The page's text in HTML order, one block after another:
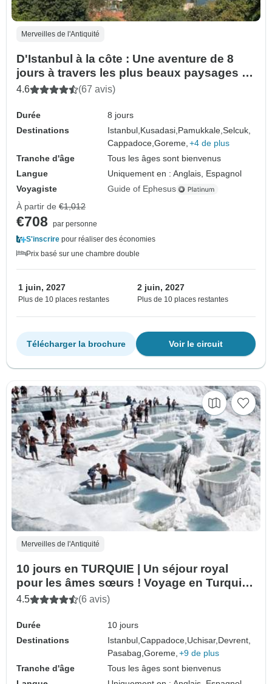
Merveilles de l'Antiquité
D'Istanbul à la côte : Une aventure de 8
jours à travers les plus beaux paysages de
Turquie
4.6 (67 avis)
Durée
8 jours
Destinations
Istanbul, Kusadasi, Pamukkale,Selcuk,
Cappadoce,Goreme, +4 de plus
Tranche d'âge
Tous les âges sont bienvenus
Langue
Uniquement en : Anglais, Espagnol
Voyagiste
Guide of Ephesus
À partir de €1,012
€708
par personne
S'inscrire pour réaliser des économies
Prix basé sur une chambre double
1 juin, 2027
Plus de 10 places restantes
2 juin, 2027
Plus de 10 places restantes
Voir le circuit
Télécharger la brochure
Merveilles de l'Antiquité
10 jours en TURQUIE | Un séjour royal
pour les âmes sœurs ! Voyage en Turquie |
VIP Road Trip | par ANGELS VACATIONS
4.5 (6 avis)
Durée
10 jours
Destinations
Istanbul,Cappadoce, Uchisar, Devrent,
Pasabag,Goreme, +9 de plus
Tranche d'âge
Tous les âges sont bienvenus